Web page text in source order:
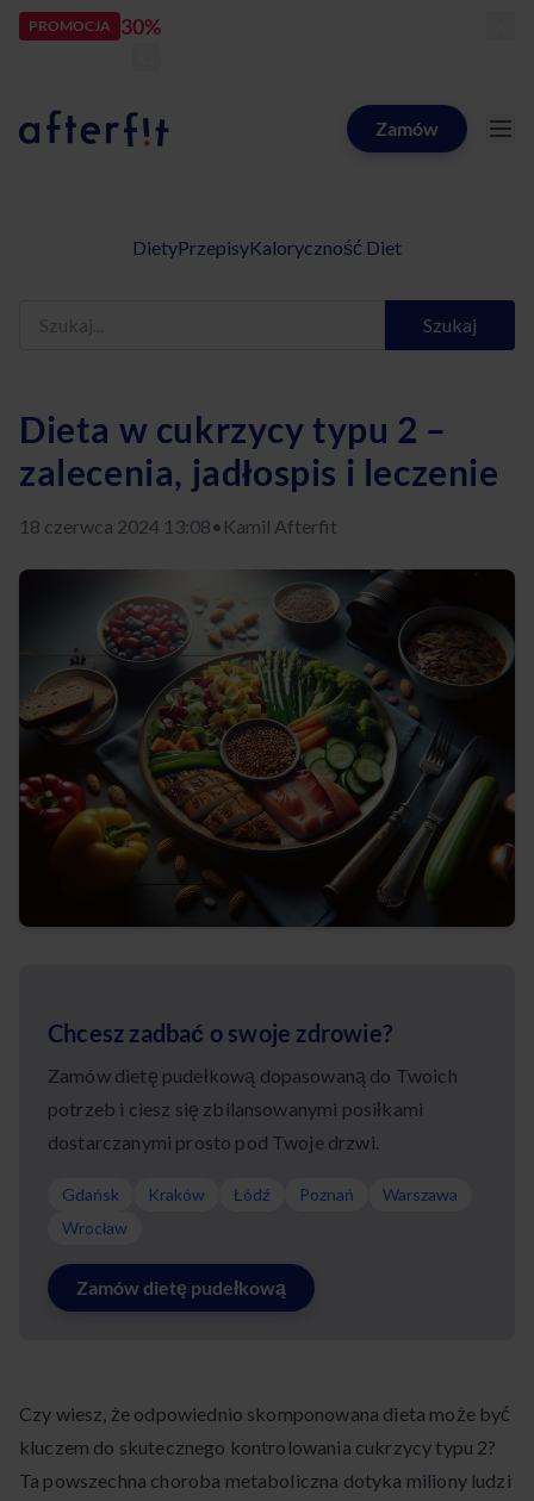
PROMOCJA 30%
Catering dietetyczny AfterfitZamów
DietyPrzepisyKaloryczność Diet
Szukaj
Dieta w cukrzycy typu 2 –
zalecenia, jadłospis i leczenie
18 czerwca 2024 13:08• Kamil Afterfit
Chcesz zadbać o swoje zdrowie?
Zamów dietę pudełkową dopasowaną do Twoich
potrzeb i ciesz się zbilansowanymi posiłkami
dostarczanymi prosto pod Twoje drzwi.
Gdańsk Kraków Łódź Poznań
Warszawa
Wrocław
Zamów dietę pudełkową
Czy wiesz, że odpowiednio skomponowana dieta może być
kluczem do skutecznego kontrolowania cukrzycy typu 2?
Ta powszechna choroba metaboliczna dotyka miliony ludzi